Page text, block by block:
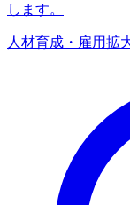
します。
人材育成・雇用拡